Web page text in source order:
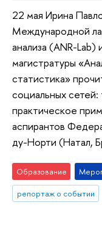
22 мая Ирина
Международной
анализа (ANR-Lab)
магистратуры
статистика»
социальных
практическое
аспирантов
ду-Норти (Натал,
Образование
репортаж о событии